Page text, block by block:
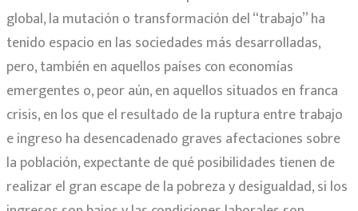
global, la mutación o transformación del “trabajo” ha
tenido espacio en las sociedades más desarrolladas,
pero, también en aquellos países con economías
emergentes o, peor aún, en aquellos situados en franca
crisis, en los que el resultado de la ruptura entre trabajo
e ingreso ha desencadenado graves afectaciones sobre
la población, expectante de qué posibilidades tienen de
realizar el gran escape de la pobreza y desigualdad, si los